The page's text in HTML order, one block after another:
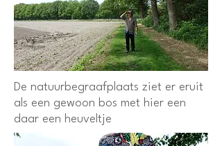
De natuurbegraafplaats ziet er eruit
als een gewoon bos met hier een
daar een heuveltje